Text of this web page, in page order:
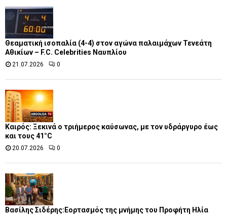
Θεαματική ισοπαλία (4-4) στον αγώνα παλαιμάχων Τενεάτη
Αθικίων – F.C. Celebrities Ναυπλίου
21.07.2026 0
Καιρός: Ξεκινά ο τριήμερος καύσωνας, με τον υδράργυρο έως
και τους 41°C
20.07.2026 0
Βασίλης Σιδέρης:Εορτασμός της μνήμης του Προφήτη Ηλία